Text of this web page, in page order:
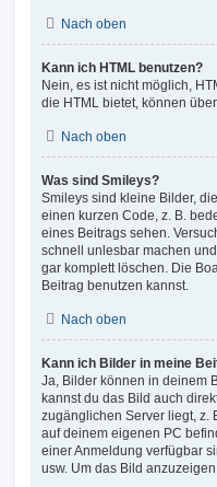
Nach oben
Kann ich HTML benutzen?
Nein, es ist nicht möglich,
die HTML bietet, können
Nach oben
Was sind Smileys?
Smileys sind kleine Bilder,
einen kurzen Code, z. B.
eines Beitrags sehen.
schnell unlesbar machen
gar komplett löschen. Die
Beitrag benutzen kannst.
Nach oben
Kann ich Bilder in meine
Ja, Bilder können in deinem
kannst du das Bild auch
zugänglichen Server liegt, z.
auf deinem eigenen PC
einer Anmeldung verfügbar
usw. Um das Bild